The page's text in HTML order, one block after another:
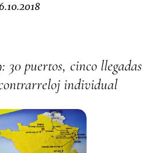
30 puertos, cinco llegadas
individual